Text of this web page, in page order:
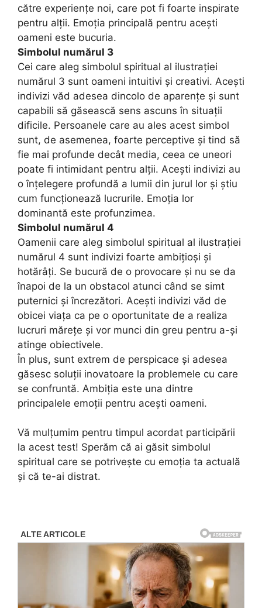
către experiențe noi, care pot fi foarte inspirate
pentru alții. Emoția principală pentru acești
oameni este bucuria.
Simbolul numărul 3
Cei care aleg simbolul spiritual al ilustrației
numărul 3 sunt oameni intuitivi și creativi. Acești
indivizi văd adesea dincolo de aparențe și sunt
capabili să găsească sens ascuns în situații
dificile. Persoanele care au ales acest simbol
sunt, de asemenea, foarte perceptive și tind să
fie mai profunde decât media, ceea ce uneori
poate fi intimidant pentru alții. Acești indivizi au
o înțelegere profundă a lumii din jurul lor și știu
cum funcționează lucrurile. Emoția lor
dominantă este profunzimea.
Simbolul numărul 4
Oamenii care aleg simbolul spiritual al ilustrației
numărul 4 sunt indivizi foarte ambițioși și
hotărâți. Se bucură de o provocare și nu se da
înapoi de la un obstacol atunci când se simt
puternici și încrezători. Acești indivizi văd de
obicei viața ca pe o oportunitate de a realiza
lucruri mărețe și vor munci din greu pentru a-și
atinge obiectivele.
În plus, sunt extrem de perspicace și adesea
găsesc soluții inovatoare la problemele cu care
se confruntă. Ambiția este una dintre
principalele emoții pentru acești oameni.
Vă mulțumim pentru timpul acordat participării
la acest test! Sperăm că ai găsit simbolul
spiritual care se potrivește cu emoția ta actuală
și că te-ai distrat.